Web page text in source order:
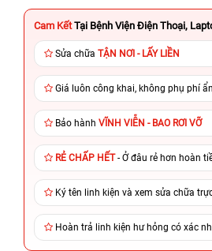
Cam Kết Tại Bệnh Viện Điện Thoại,
Sửa chữa TẬN NƠI - LẤY LIỀN
Giá luôn công khai, không phụ phí ẩn
Bảo hành VĨNH VIỄN - BAO RƠI VỠ
RẺ CHẤP HẾT- Ở đâu rẻ hơn hoàn
Ký tên linh kiện và xem sửa chữa
Hoàn trả linh kiện hư hỏng có xác